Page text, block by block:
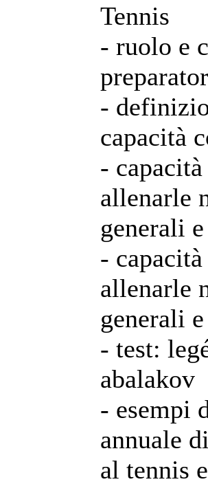
Tennis
- ruolo e
-
capacità
-
allenarle
generali
-
allenarle
generali
- test:
abalakov
- esempi
annuale
al tennis